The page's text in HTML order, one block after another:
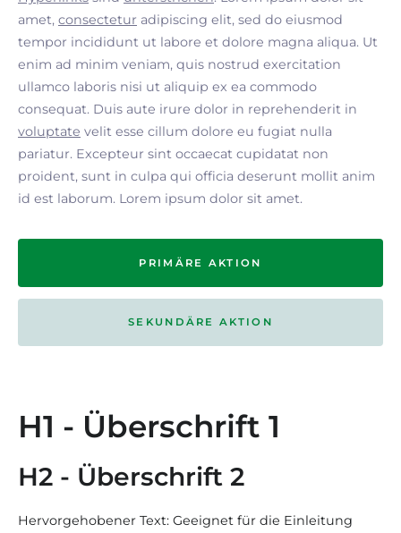
amet, consectetur adipiscing elit, sed do eiusmod
tempor incididunt ut labore et dolore magna aliqua. Ut
enim ad minim veniam, quis nostrud exercitation
ullamco laboris nisi ut aliquip ex ea commodo
consequat. Duis aute irure dolor in reprehenderit in
voluptate velit esse cillum dolore eu fugiat nulla
pariatur. Excepteur sint occaecat cupidatat non
proident, sunt in culpa qui officia deserunt mollit anim
id est laborum. Lorem ipsum dolor sit amet.
PRIMÄRE AKTION
SEKUNDÄRE AKTION
H1 - Überschrift 1
H2 - Überschrift 2
Hervorgehobener Text: Geeignet für die Einleitung